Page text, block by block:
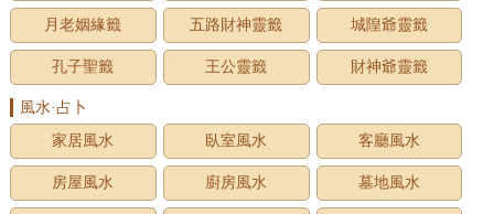
月老姻緣籤 五路財神靈籤 城隍爺靈籤
孔子聖籤 王公靈籤 財神爺靈籤
風水·占卜
家居風水
臥室風水 客廳風水
房屋風水 廚房風水 墓地風水